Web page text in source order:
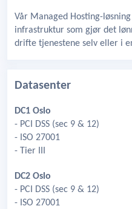
Vår Managed Hosting-
infrastruktur som gjør det
drifte tjenestene selv eller i
Datasenter
DC1 Oslo
- PCI DSS (sec 9 & 12)
- ISO 27001
- Tier III
DC2 Oslo
- PCI DSS (sec 9 & 12)
- ISO 27001